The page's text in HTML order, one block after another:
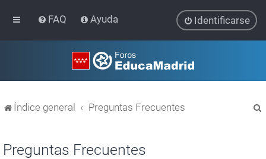
FAQ Ayuda Identificarse
Índice general Preguntas Frecuentes
Preguntas Frecuentes